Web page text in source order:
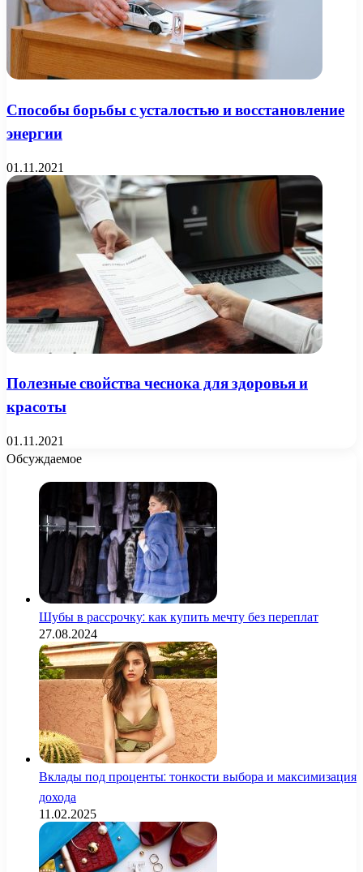
Способы борьбы с усталостью и восстановление
энергии
01.11.2021
Полезные свойства чеснока для здоровья и
красоты
01.11.2021
Обсуждаемое
Шубы в рассрочку: как купить мечту без переплат
27.08.2024
Вклады под проценты: тонкости выбора и максимизация
дохода
11.02.2025